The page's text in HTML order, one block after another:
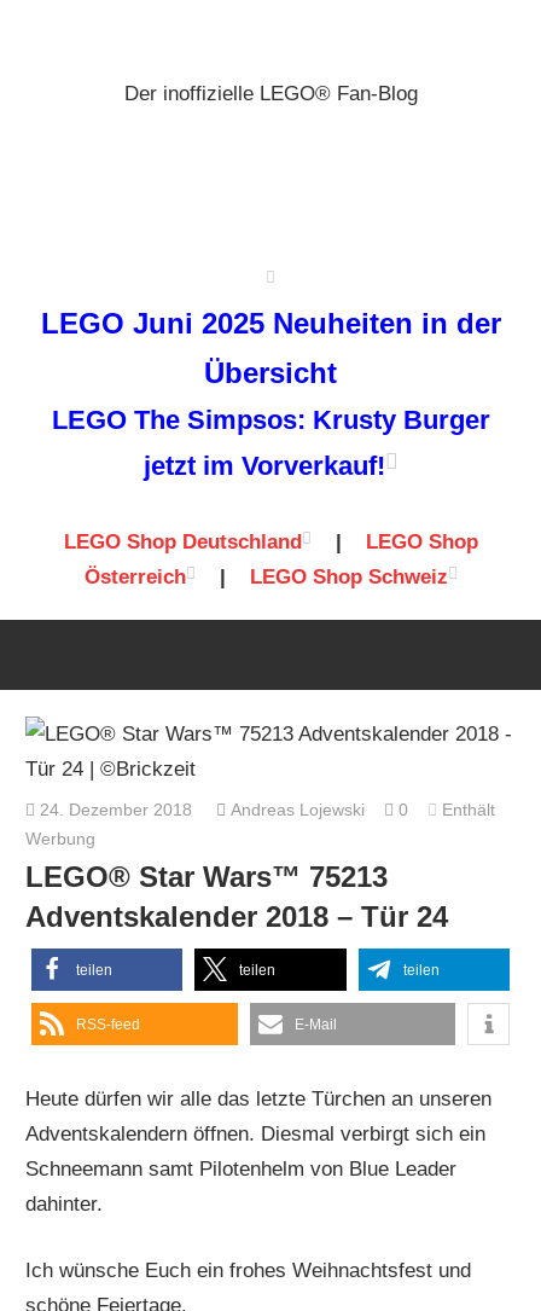
Der inoffizielle LEGO® Fan-Blog
LEGO Juni 2025 Neuheiten in der
Übersicht
LEGO The Simpsos: Krusty Burger
jetzt im Vorverkauf!
LEGO Shop Deutschland | LEGO Shop
Österreich
| LEGO Shop Schweiz
24. Dezember 2018 Andreas Lojewski 0
Enthält
Werbung
LEGO® Star Wars™ 75213
Adventskalender 2018 – Tür 24
teilen teilen teilen
RSS-feed E-Mail
Heute dürfen wir alle das letzte Türchen an unseren
Adventskalendern öffnen. Diesmal verbirgt sich ein
Schneemann samt Pilotenhelm von Blue Leader
dahinter.
Ich wünsche Euch ein frohes Weihnachtsfest und
schöne Feiertage.